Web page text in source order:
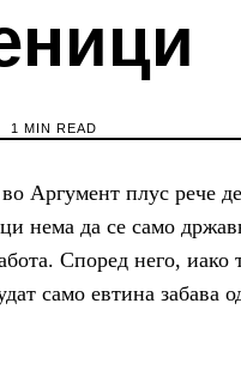
1 MIN READ
Аргумент плус рече
нема да се само
Според него, иако
само евтина забава